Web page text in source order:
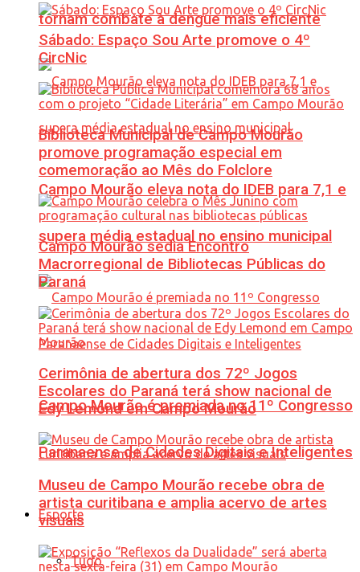
tornam combate à dengue mais eficiente
Campo Mourão eleva nota do IDEB para 7,1 e
supera média estadual no ensino municipal
Campo Mourão é premiada no 11º Congresso
Paranaense de Cidades Digitais e Inteligentes
Esporte
Tudo
Sábado: Espaço Sou Arte promove o 4º
CircNic
Biblioteca Municipal de Campo Mourão
promove programação especial em
comemoração ao Mês do Folclore
Campo Mourão sedia Encontro
Macrorregional de Bibliotecas Públicas do
Paraná
Cerimônia de abertura dos 72º Jogos
Escolares do Paraná terá show nacional de
Edy Lemond em Campo Mourão
Museu de Campo Mourão recebe obra de
artista curitibana e amplia acervo de artes
visuais